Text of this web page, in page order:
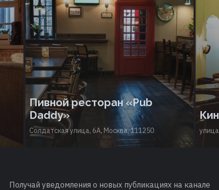
Пивной ресторан «Pub
Daddy»
Солдатская улица, 6А, Москва, 111250
Получай уведомления о новых публикациях на канале